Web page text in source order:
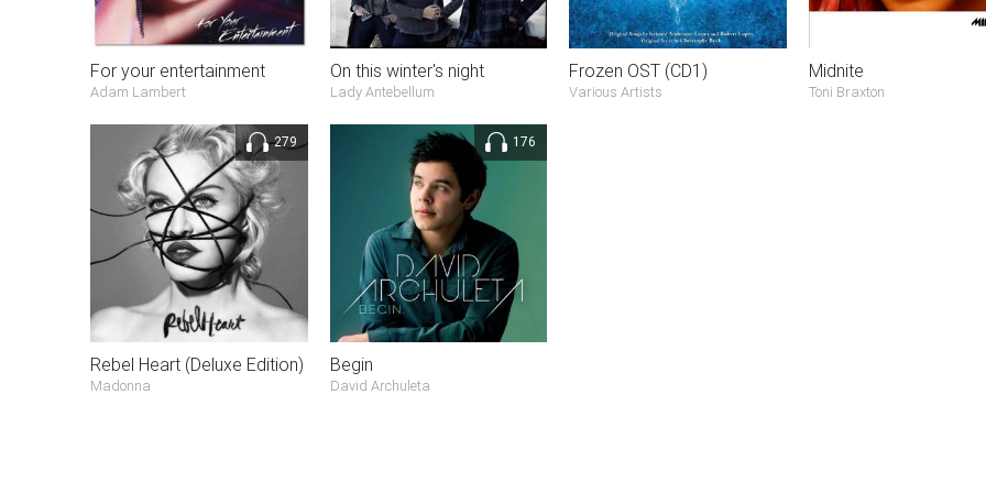
For your entertainment
Adam Lambert
On this winter's night
Lady Antebellum
Frozen OST (CD1)
Various Artists
Midnite
Toni Braxton
279
Rebel Heart (Deluxe Edition)
Madonna
176
Begin
David Archuleta